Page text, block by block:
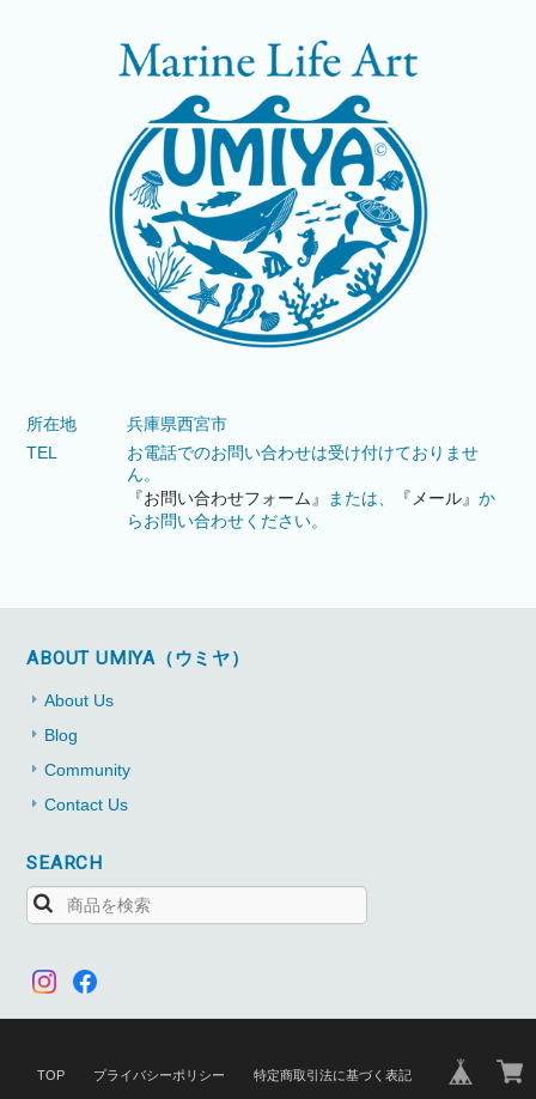
所在地
兵庫県西宮市
TEL
お電話でのお問い合わせは受け付けておりませ
ん。
『お問い合わせフォーム』
または、 『メール』か
らお問い合わせください。
ABOUT UMIYA（ウミヤ）
About Us
Blog
Community
Contact Us
SEARCH
TOP プライバシーポリシー 特定商取引法に基づく表記